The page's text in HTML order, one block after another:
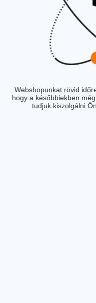
Webshopunkat rövid
hogy a későbbiekben
tudjuk kiszolgálni